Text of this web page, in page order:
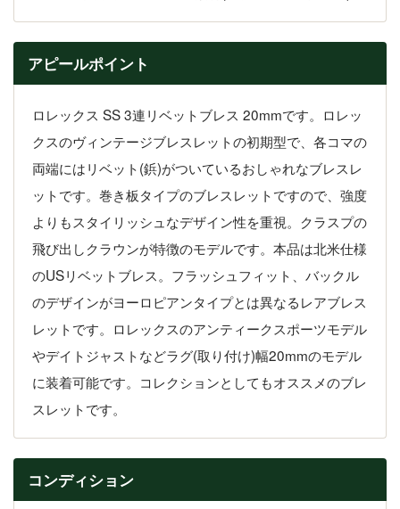
アピールポイント
ロレックス SS 3連リベットブレス 20mmです。ロレッ
クスのヴィンテージブレスレットの初期型で、各コマの
両端にはリベット(鋲)がついているおしゃれなブレスレ
ットです。巻き板タイプのブレスレットですので、強度
よりもスタイリッシュなデザイン性を重視。クラスプの
飛び出しクラウンが特徴のモデルです。本品は北米仕様
のUSリベットブレス。フラッシュフィット、バックル
のデザインがヨーロピアンタイプとは異なるレアブレス
レットです。ロレックスのアンティークスポーツモデル
やデイトジャストなどラグ(取り付け)幅20mmのモデル
に装着可能です。コレクションとしてもオススメのブレ
スレットです。
コンディション